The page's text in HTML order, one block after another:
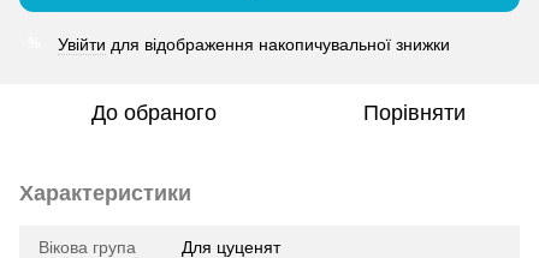
Увійти для відображення накопичувальної знижки
До обраного Порівняти
Характеристики
Вікова група Для цуценят